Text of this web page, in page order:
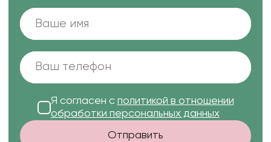
Я согласен с политикой в отношении
обработки персональных данных
Отправить